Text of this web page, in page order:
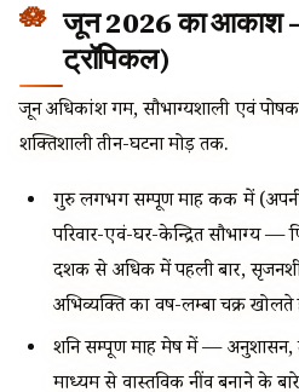
जून 2026 का आकाश —
ट्रॉपिकल)
जून अधिकांश गर्म, सौभाग्यशाली एवं
शक्तिशाली तीन-घटना मोड़ तक.
गुरु लगभग सम्पूर्ण माह कर्क में
परिवार-एवं-घर-केन्द्रित सौभाग्य
दशक से अधिक में पहली बार,
अभिव्यक्ति का वर्ष-लम्बा चक्र खोलते
शनि सम्पूर्ण माह मेष में — अनुशासन,
माध्यम से वास्तविक नींव बनाने के